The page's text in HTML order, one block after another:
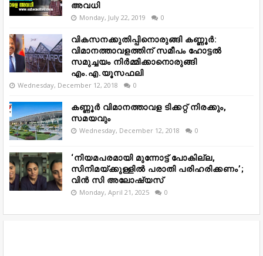
അവധി
Monday, July 22, 2019 0
വികസനക്കുതിപ്പിനൊരുങ്ങി കണ്ണൂർ:
വിമാനത്താവളത്തിന് സമീപം ഹോട്ടൽ
സമുച്ചയം നിർമ്മിക്കാനൊരുങ്ങി
എം.എ.യൂസഫലി
Wednesday, December 12, 2018 0
കണ്ണൂർ വിമാനത്താവള ടിക്കറ്റ് നിരക്കും,
സമയവും
Wednesday, December 12, 2018 0
‘നിയമപരമായി മുന്നോട്ട് പോകില്ല,
സിനിമയ്ക്കുള്ളിൽ പരാതി പരിഹരിക്കണം’;
വിൻ സി അലോഷ്യസ്
Monday, April 21, 2025 0